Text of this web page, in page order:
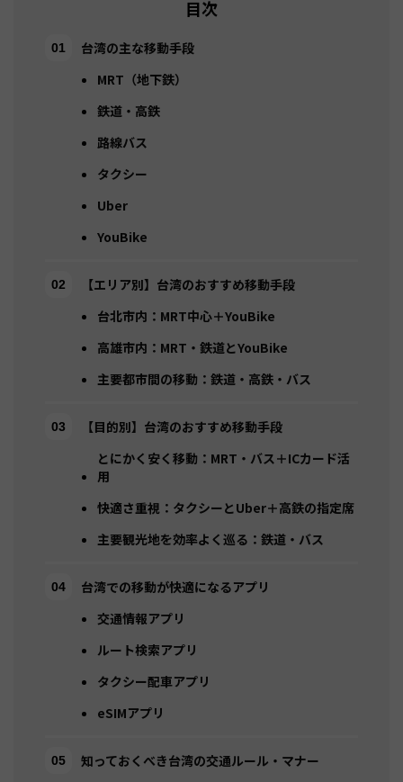
目次
台湾の主な移動手段
MRT（地下鉄）
鉄道・高鉄
路線バス
タクシー
Uber
YouBike
【エリア別】台湾のおすすめ移動手段
台北市内：MRT中心＋YouBike
高雄市内：MRT・鉄道とYouBike
主要都市間の移動：鉄道・高鉄・バス
【目的別】台湾のおすすめ移動手段
とにかく安く移動：MRT・バス＋ICカード活
用
快適さ重視：タクシーとUber＋高鉄の指定席
主要観光地を効率よく巡る：鉄道・バス
台湾での移動が快適になるアプリ
交通情報アプリ
ルート検索アプリ
タクシー配車アプリ
eSIMアプリ
知っておくべき台湾の交通ルール・マナー